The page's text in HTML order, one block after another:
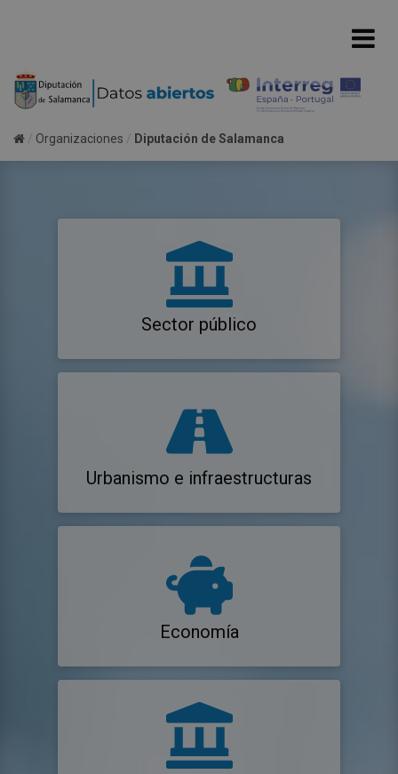
Organizaciones Diputación de Salamanca
Sector público
Urbanismo e infraestructuras
Economía